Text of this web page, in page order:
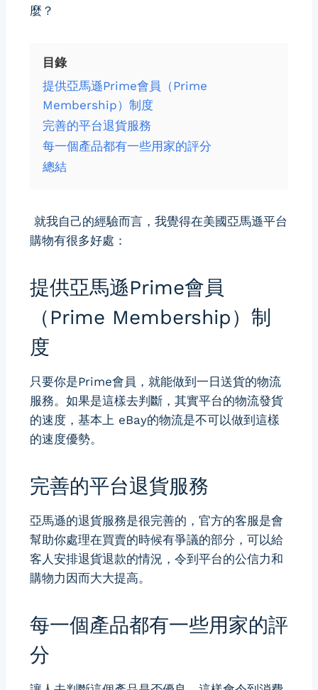
麼？
目錄
提供亞馬遜Prime會員（Prime
Membership）制度
完善的平台退貨服務
每一個產品都有一些用家的評分
總結
就我自己的經驗而言，我覺得在美國亞馬遜平台
購物有很多好處：
提供亞馬遜Prime會員
（Prime Membership）制
度
只要你是Prime會員，就能做到一日送貨的物流
服務。如果是這樣去判斷，其實平台的物流發貨
的速度，基本上 eBay的物流是不可以做到這樣
的速度優勢。
完善的平台退貨服務
亞馬遜的退貨服務是很完善的，官方的客服是會
幫助你處理在買賣的時候有爭議的部分，可以給
客人安排退貨退款的情況，令到平台的公信力和
購物力因而大大提高。
每一個產品都有一些用家的評
分